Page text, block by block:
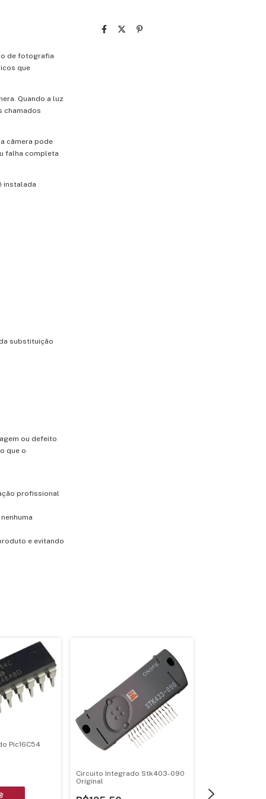
de fotografia
que
Quando a luz
chamados
a câmera pode
falha completa
instalada
da substituição
ou defeito
que o
profissional
nenhuma
e evitando
Pic16C54
Circuito Integrado Stk403-090
Original